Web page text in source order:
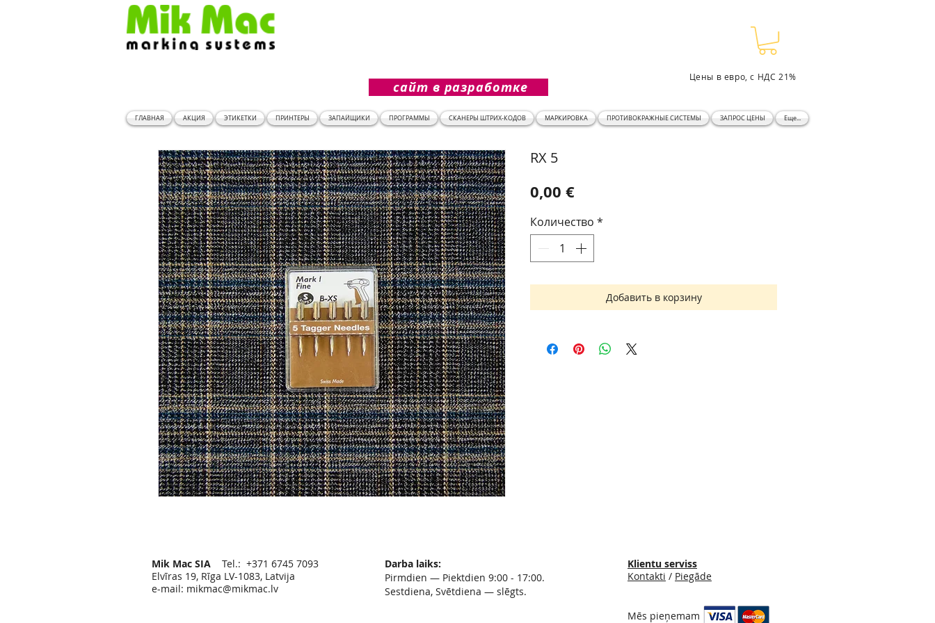
сайт в разработке
Цены в евро, с НДС 21%
ГЛАВНАЯ АКЦИЯ ЭТИКЕТКИ ПРИНТЕРЫ ЗАПАЙЩИКИ ПРОГРАММЫ СКАНЕРЫ ШТРИХ-КОДОВ МАРКИРОВКА ПРОТИВОКРАЖНЫЕ СИСТЕМЫ ЗАПРОС ЦЕНЫ Еще...
RX 5
0,00 €Цена
Количество *
Добавить в корзину
Mik Mac SIA Tel.: +371 6745 7093
Elvīras 19, Rīga LV-1083, Latvija
e-mail: mikmac@mikmac.lv
Darba laiks:
Pirmdien — Piektdien 9:00 - 17:00.
Sestdiena, Svētdiena — slēgts.
Klientu serviss
Kontakti / Piegāde
Mēs pieņemam